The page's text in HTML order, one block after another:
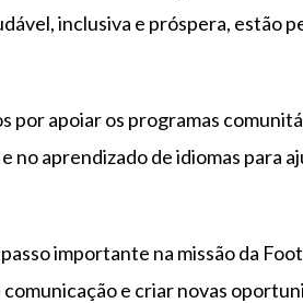
inclusiva e próspera, estão
por apoiar os programas
no aprendizado de idiomas para
importante na missão da
e criar novas